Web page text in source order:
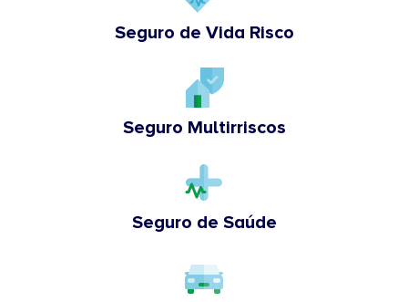
Seguro de Vida Risco
Seguro Multirriscos
Seguro de Saúde